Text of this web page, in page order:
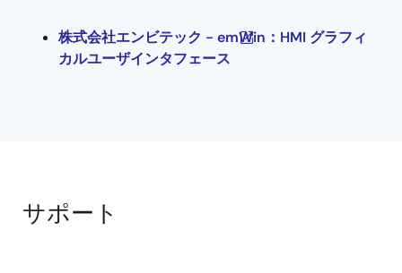
株式会社エンビテック - emWin：HMI グラフィ
カルユーザインタフェース
サポート